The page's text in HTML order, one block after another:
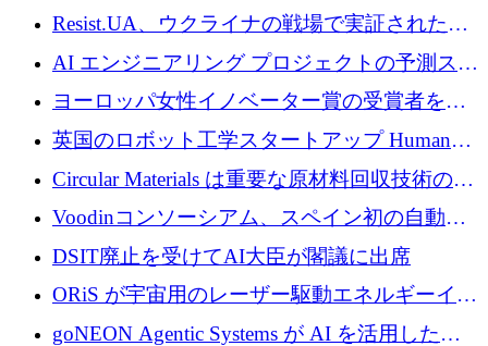
ッション製品インテリジェンス プラットフォ
ームを拡大するためにプレシードを調達
Resist.UA、ウクライナの戦場で実証された防
衛技術を拡大するために5,000万ユーロの欧州
基金を立ち上げる
AI エンジニアリング プロジェクトの予測スタ
ートアップ Cascade が a16z アクセラレータか
らの支援を獲得
ヨーロッパ女性イノベーター賞の受賞者を紹
介します
英国のロボット工学スタートアップ Humanoid
がシリーズ A 1 億 5,200 万ドルで評価額 13 億
5,000 万ドルに到達
Circular Materials は重要な原材料回収技術の拡
張に 1,180 万ユーロを確保
Voodinコンソーシアム、スペイン初の自動木
製ブレード工場の建設にEU補助金4,800万ユ
ーロを確保
DSIT廃止を受けてAI大臣が閣議に出席
ORiS が宇宙用のレーザー駆動エネルギーイン
フラの構築に 500 万ユーロを調達
goNEON Agentic Systems が AI を活用したイ